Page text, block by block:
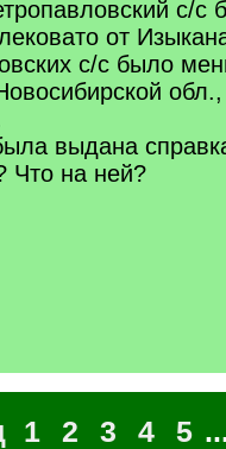
с/с
от
с/с было
выдана
Что на ней?
1 2 3 4 5